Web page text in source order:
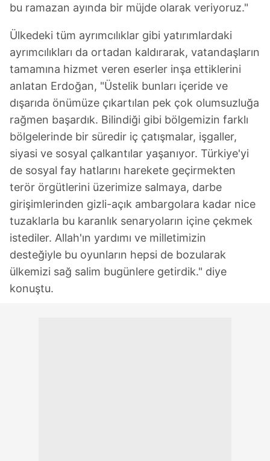
bu ramazan ayında bir müjde olarak veriyoruz."
Ülkedeki tüm ayrımcılıklar gibi yatırımlardaki
ayrımcılıkları da ortadan kaldırarak, vatandaşların
tamamına hizmet veren eserler inşa ettiklerini
anlatan Erdoğan, "Üstelik bunları içeride ve
dışarıda önümüze çıkartılan pek çok olumsuzluğa
rağmen başardık. Bilindiği gibi bölgemizin farklı
bölgelerinde bir süredir iç çatışmalar, işgaller,
siyasi ve sosyal çalkantılar yaşanıyor. Türkiye'yi
de sosyal fay hatlarını harekete geçirmekten
terör örgütlerini üzerimize salmaya, darbe
girişimlerinden gizli-açık ambargolara kadar nice
tuzaklarla bu karanlık senaryoların içine çekmek
istediler. Allah'ın yardımı ve milletimizin
desteğiyle bu oyunların hepsi de bozularak
ülkemizi sağ salim bugünlere getirdik." diye
konuştu.